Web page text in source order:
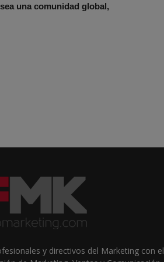
una comunidad global,
y directivos del Marketing con